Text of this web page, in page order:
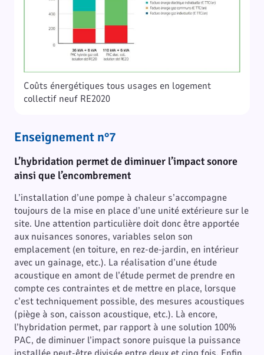
Coûts énergétiques tous usages en logement
collectif neuf RE2020
Enseignement n°7
L’hybridation permet de diminuer l’impact sonore
ainsi que l’encombrement
L’installation d’une pompe à chaleur s’accompagne
toujours de la mise en place d’une unité extérieure sur le
site. Une attention particulière doit donc être apportée
aux nuisances sonores, variables selon son
emplacement (en toiture, en rez-de-jardin, en intérieur
avec un gainage, etc.). La réalisation d’une étude
acoustique en amont de l’étude permet de prendre en
compte ces contraintes et de mettre en place, lorsque
c’est techniquement possible, des mesures acoustiques
(piège à son, caisson acoustique, etc.). Là encore,
l’hybridation permet, par rapport à une solution 100%
PAC, de diminuer l’impact sonore puisque la puissance